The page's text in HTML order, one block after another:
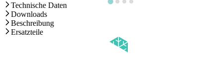
Technische Daten
Downloads
Beschreibung
Ersatzteile